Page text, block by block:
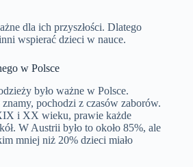
dla ich przyszłości. Dlatego
wspierać dzieci w nauce.
w Polsce
było ważne w Polsce.
pochodzi z czasów zaborów.
i XX wieku, prawie każde
W Austrii było to około 85%, ale
mniej niż 20% dzieci miało